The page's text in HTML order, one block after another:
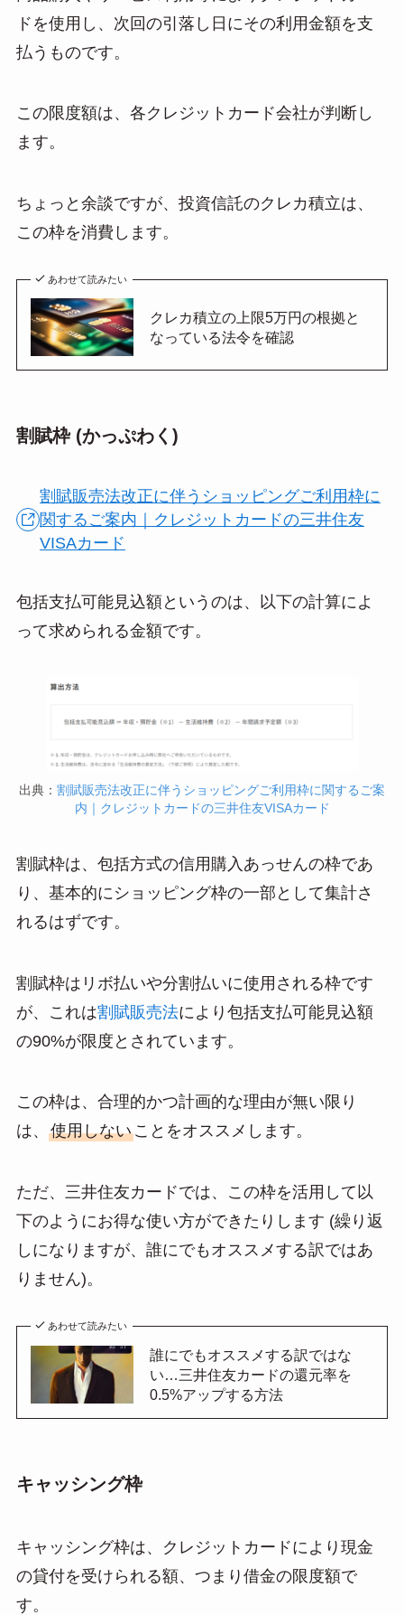
ドを使用し、次回の引落し日にその利用金額を支
払うものです。
この限度額は、各クレジットカード会社が判断し
ます。
ちょっと余談ですが、投資信託のクレカ積立は、
この枠を消費します。
あわせて読みたい
クレカ積立の上限5万円の根拠と
なっている法令を確認
割賦枠 (かっぷわく)
割賦販売法改正に伴うショッピングご利用枠に
関するご案内｜クレジットカードの三井住友
VISAカード
包括支払可能見込額というのは、以下の計算によ
って求められる金額です。
出典： 割賦販売法改正に伴うショッピングご利用枠に関するご案
内｜クレジットカードの三井住友VISAカード
割賦枠は、包括方式の信用購入あっせんの枠であ
り、基本的にショッピング枠の一部として集計さ
れるはずです。
割賦枠はリボ払いや分割払いに使用される枠です
が、これは割賦販売法により包括支払可能見込額
の90%が限度とされています。
この枠は、合理的かつ計画的な理由が無い限り
は、 使用しないことをオススメします。
ただ、三井住友カードでは、この枠を活用して以
下のようにお得な使い方ができたりします (繰り返
しになりますが、誰にでもオススメする訳ではあ
りません)。
あわせて読みたい
誰にでもオススメする訳ではな
い…三井住友カードの還元率を
0.5%アップする方法
キャッシング枠
キャッシング枠は、クレジットカードにより現金
の貸付を受けられる額、つまり借金の限度額で
す。